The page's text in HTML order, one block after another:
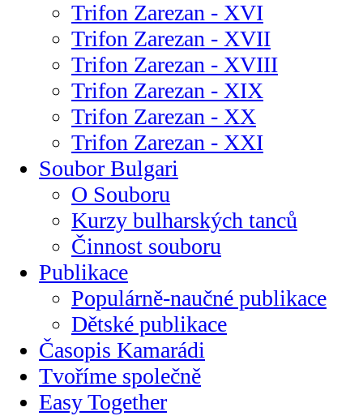
Trifon Zarezan - XVI
Trifon Zarezan - XVII
Trifon Zarezan - XVIII
Trifon Zarezan - XIX
Trifon Zarezan - XX
Trifon Zarezan - XXI
Soubor Bulgari
O Souboru
Kurzy bulharských tanců
Činnost souboru
Publikace
Populárně-naučné publikace
Dětské publikace
Časopis Kamarádi
Tvoříme společně
Easy Together